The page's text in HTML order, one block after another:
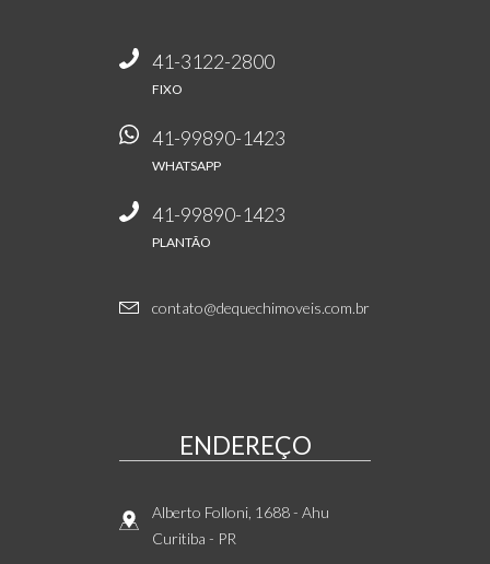
41-3122-2800
FIXO
41-99890-1423
WHATSAPP
41-99890-1423
PLANTÃO
contato@dequechimoveis.com.br
ENDEREÇO
Alberto Folloni, 1688- Ahu
Curitiba - PR